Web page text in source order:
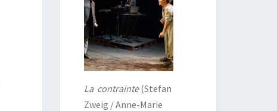
La contrainte(Stefan
Zweig / Anne-Marie